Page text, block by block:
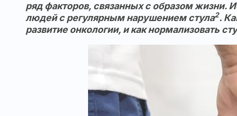
ряд факторов, связанных с образом жизни.
людей с регулярным нарушением стула2.
развитие онкологии, и как нормализовать